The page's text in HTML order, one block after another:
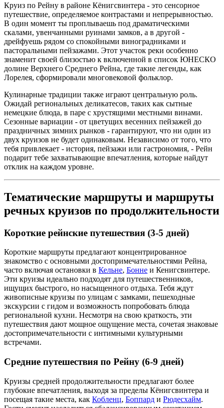
Круиз по Рейну в районе Кёнигсвинтера - это сенсорное
путешествие, определяемое контрастами и непрерывностью.
В один момент ты проплываешь под драматическими
скалами, увенчанными руинами замков, а в другой -
дрейфуешь рядом со спокойными виноградниками и
пасторальными пейзажами. Этот участок реки особенно
знаменит своей близостью к включенной в список ЮНЕСКО
долине Верхнего Среднего Рейна, где такие легенды, как
Лорелея, сформировали многовековой фольклор.
Кулинарные традиции также играют центральную роль.
Ожидай региональных деликатесов, таких как сытные
немецкие блюда, в паре с хрустящими местными винами.
Сезонные вариации - от цветущих весенних пейзажей до
праздничных зимних рынков - гарантируют, что ни один из
двух круизов не будет одинаковым. Независимо от того, что
тебя привлекает - история, пейзажи или гастрономия, - Рейн
подарит тебе захватывающие впечатления, которые найдут
отклик на каждом уровне.
Тематические маршруты и маршруты
речных круизов по продолжительности
Короткие рейнские путешествия (3-5 дней)
Короткие маршруты предлагают концентрированное
знакомство с основными достопримечательностями Рейна,
часто включая остановки в Кельне, Бонне и Кенигсвинтере.
Эти круизы идеально подходят для путешественников,
ищущих быстрого, но насыщенного отдыха. Тебя ждут
живописные круизы по улицам с замками, пешеходные
экскурсии с гидом и возможность попробовать блюда
региональной кухни. Несмотря на свою краткость, эти
путешествия дают мощное ощущение места, сочетая знаковые
достопримечательности с интимными культурными
встречами.
Средние путешествия по Рейну (6-9 дней)
Круизы средней продолжительности предлагают более
глубокие впечатления, выходя за пределы Кёнигсвинтера и
посещая такие места, как Кобленц, Боппард и Рюдесхайм.